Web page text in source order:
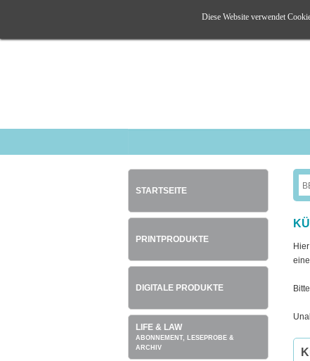
STARTSEITE
PRINTPRODUKTE
DIGITALE PRODUKTE
LIFE & LAW
ABONNEMENT, LESEPROBE &
ARCHIV
Diese Website verwendet